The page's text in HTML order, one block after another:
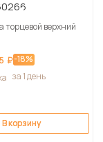
торцевой верхний
₽-18%
за 1 день
В корзину